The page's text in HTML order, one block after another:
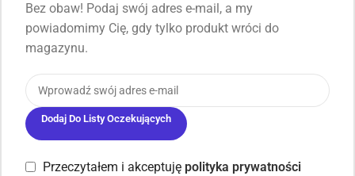
Bez obaw! Podaj swój adres e-mail, a my
powiadomimy Cię, gdy tylko produkt wróci do
magazynu.
Dodaj Do Listy Oczekujących
Przeczytałem i akceptuję polityka prywatności